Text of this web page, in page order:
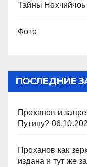
Тайны Нохчийчоь
Фото
ПОСЛЕДНИЕ
Проханов и
Путину?
Проханов как
издана и тут же